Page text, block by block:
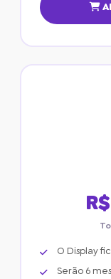
O Display
Serão 6